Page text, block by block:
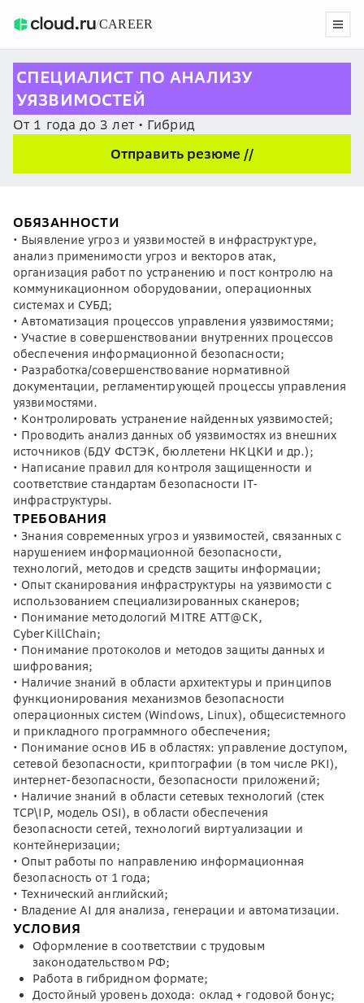
/CAREER
СПЕЦИАЛИСТ ПО АНАЛИЗУ
УЯЗВИМОСТЕЙ
От 1 года до 3 лет • Гибрид
Отправить резюме //
ОБЯЗАННОСТИ
• Выявление угроз и уязвимостей в инфраструктуре,
анализ применимости угроз и векторов атак,
организация работ по устранению и пост контролю на
коммуникационном оборудовании, операционных
системах и СУБД;
• Автоматизация процессов управления уязвимостями;
• Участие в совершенствовании внутренних процессов
обеспечения информационной безопасности;
• Разработка/совершенствование нормативной
документации, регламентирующей процессы управления
уязвимостями.
• Контролировать устранение найденных уязвимостей;
• Проводить анализ данных об уязвимостях из внешних
источников (БДУ ФСТЭК, бюллетени НКЦКИ и др.);
• Написание правил для контроля защищенности и
соответствие стандартам безопасности IТ-
инфраструктуры.
ТРЕБОВАНИЯ
• Знания современных угроз и уязвимостей, связанных с
нарушением информационной безопасности,
технологий, методов и средств защиты информации;
• Опыт сканирования инфраструктуры на уязвимости с
использованием специализированных сканеров;
• Понимание методологий MITRE ATT@CK,
CyberKillChain;
• Понимание протоколов и методов защиты данных и
шифрования;
• Наличие знаний в области архитектуры и принципов
функционирования механизмов безопасности
операционных систем (Windows, Linux), общесистемного
и прикладного программного обеспечения;
• Понимание основ ИБ в областях: управление доступом,
сетевой безопасности, криптографии (в том числе PKI),
интернет-безопасности, безопасности приложений;
• Наличие знаний в области сетевых технологий (стек
TCP\IP, модель OSI), в области обеспечения
безопасности сетей, технологий виртуализации и
контейнеризации;
• Опыт работы по направлению информационная
безопасность от 1 года;
• Технический английский;
• Владение AI для анализа, генерации и автоматизации.
УСЛОВИЯ
Оформление в соответствии с трудовым
законодательством РФ;
Работа в гибридном формате;
Достойный уровень дохода: оклад + годовой бонус;